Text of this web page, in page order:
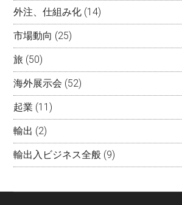
外注、仕組み化 (14)
市場動向 (25)
旅 (50)
海外展示会 (52)
起業 (11)
輸出 (2)
輸出入ビジネス全般 (9)